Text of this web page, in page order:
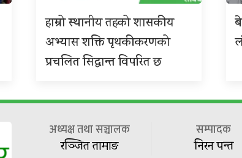
हाम्रो स्थानीय तहको शासकीय
अभ्यास शक्ति पृथकीकरणको
प्रचलित सिद्धान्त विपरित छ
अध्यक्ष तथा सञ्चालक
रञ्जित तामाङ
सम्पादक
निरन पन्त